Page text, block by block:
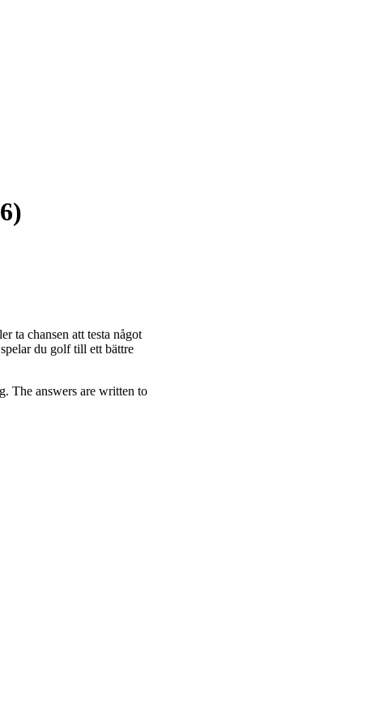
ta chansen att testa något
du golf till ett bättre
The answers are written to